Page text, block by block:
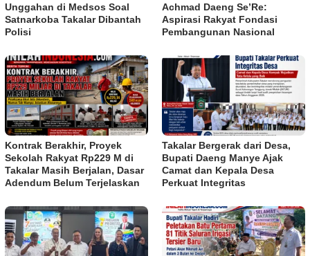
Unggahan di Medsos Soal
Satnarkoba Takalar Dibantah
Polisi
Achmad Daeng Se’Re:
Aspirasi Rakyat Fondasi
Pembangunan Nasional
Kontrak Berakhir, Proyek
Sekolah Rakyat Rp229 M di
Takalar Masih Berjalan, Dasar
Adendum Belum Terjelaskan
Takalar Bergerak dari Desa,
Bupati Daeng Manye Ajak
Camat dan Kepala Desa
Perkuat Integritas